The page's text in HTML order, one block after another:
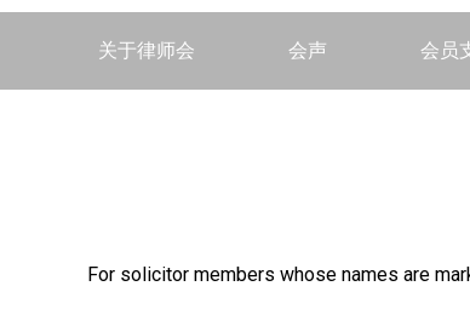
关于律师会 会声 会员
For solicitor members whose names are